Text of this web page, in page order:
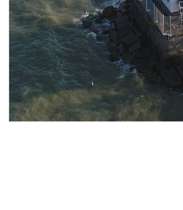
Spiagge del lago Erie